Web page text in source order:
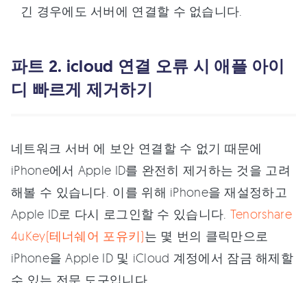
긴 경우에도 서버에 연결할 수 없습니다.
파트 2. icloud 연결 오류 시 애플 아이
디 빠르게 제거하기
네트워크 서버 에 보안 연결할 수 없기 때문에
iPhone에서 Apple ID를 완전히 제거하는 것을 고려
해볼 수 있습니다. 이를 위해 iPhone을 재설정하고
Apple ID로 다시 로그인할 수 있습니다. Tenorshare
4uKey(테너쉐어 포유키)는 몇 번의 클릭만으로
iPhone을 Apple ID 및 iCloud 계정에서 잠금 해제할
수 있는 전문 도구입니다.